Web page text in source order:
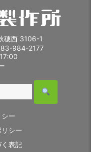
穂西 3106-1
984-2177
ー
シー
表記